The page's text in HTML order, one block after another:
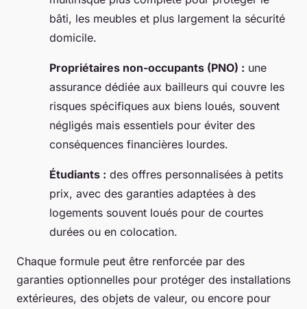
bâti, les meubles et plus largement la sécurité
domicile.
Propriétaires non-occupants (PNO) : une
assurance dédiée aux bailleurs qui couvre les
risques spécifiques aux biens loués, souvent
négligés mais essentiels pour éviter des
conséquences financières lourdes.
Étudiants : des offres personnalisées à petits
prix, avec des garanties adaptées à des
logements souvent loués pour de courtes
durées ou en colocation.
Chaque formule peut être renforcée par des
garanties optionnelles pour protéger des installations
extérieures, des objets de valeur, ou encore pour